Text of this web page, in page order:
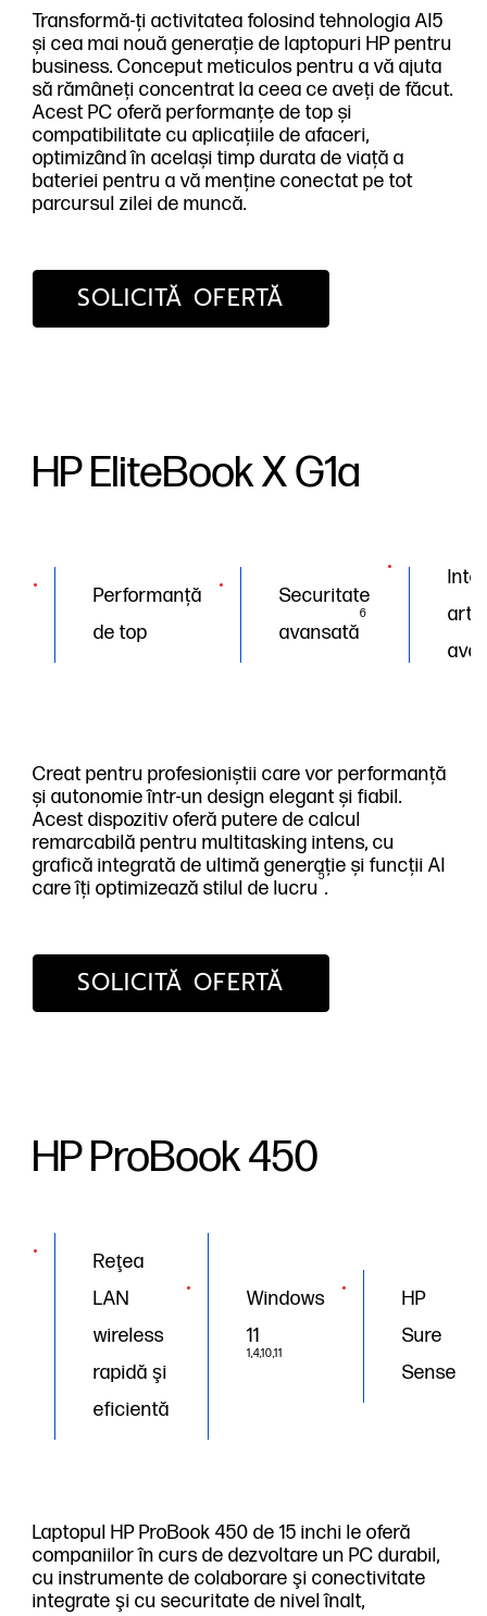
Transformă-ți activitatea folosind tehnologia AI5
și cea mai nouă generație de laptopuri HP pentru
business. Conceput meticulos pentru a vă ajuta
să rămâneți concentrat la ceea ce aveți de făcut.
Acest PC oferă performanțe de top și
compatibilitate cu aplicațiile de afaceri,
optimizând în același timp durata de viață a
bateriei pentru a vă menține conectat pe tot
parcursul zilei de muncă.
SOLICITĂ OFERTĂ
HP EliteBook X G1a
Performanță
de top
Securitate
avansată
6
Creat pentru profesioniștii care vor performanță
și autonomie într-un design elegant și fiabil.
Acest dispozitiv oferă putere de calcul
remarcabilă pentru multitasking intens, cu
grafică integrată de ultimă generație și funcții AI
care îți optimizează stilul de lucru
5
.
SOLICITĂ OFERTĂ
HP ProBook 450
Reţea
LAN
wireless
rapidă şi
eficientă
Windows
11
1,4,10,11
HP
Sure
Sense
Laptopul HP ProBook 450 de 15 inchi le oferă
companiilor în curs de dezvoltare un PC durabil,
cu instrumente de colaborare şi conectivitate
integrate şi cu securitate de nivel înalt,